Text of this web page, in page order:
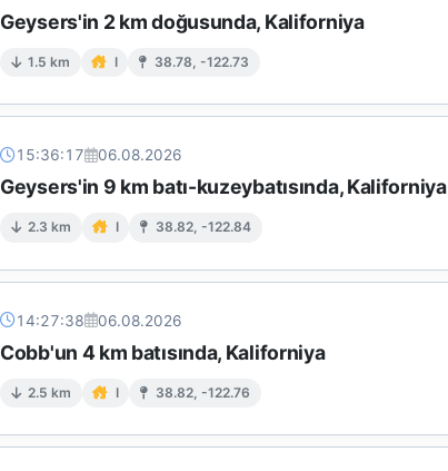
Geysers'in 2 km doğusunda, Kaliforniya
1.5 km I 38.78, -122.73
15:36:17 06.08.2026
Geysers'in 9 km batı-kuzeybatısında, Kaliforniya
2.3 km I 38.82, -122.84
14:27:38 06.08.2026
Cobb'un 4 km batısında, Kaliforniya
2.5 km I 38.82, -122.76